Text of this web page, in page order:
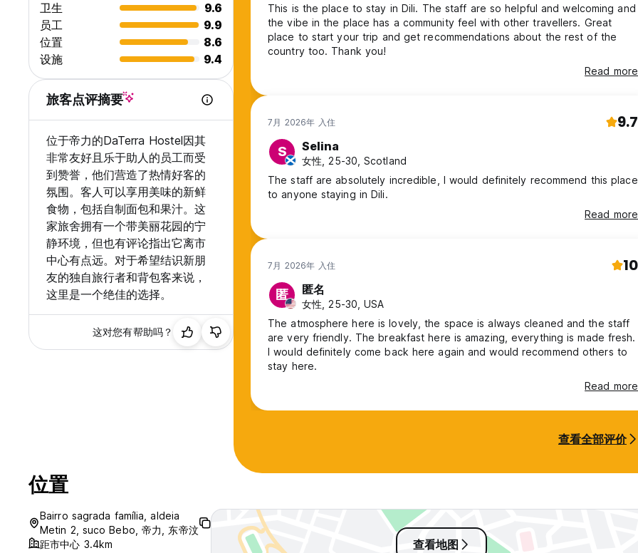
卫生
9.6
员工
9.9
位置
8.6
设施
9.4
旅客点评摘要
位于帝力的DaTerra Hostel因其
非常友好且乐于助人的员工而受
到赞誉，他们营造了热情好客的
氛围。客人可以享用美味的新鲜
食物，包括自制面包和果汁。这
家旅舍拥有一个带美丽花园的宁
静环境，但也有评论指出它离市
中心有点远。对于希望结识新朋
友的独自旅行者和背包客来说，
这里是一个绝佳的选择。
这对您有帮助吗？
This is the place to stay in Dili. The staff are so helpful and welcoming and
the vibe in the place has a community feel with other travellers. Great
place to start your trip and get recommendations about the rest of the
country too. Thank you!
Read more
7月 2026年 入住 9.7
S Selina
女性, 25-30, Scotland
The staff are absolutely incredible, I would definitely recommend this place
to anyone staying in Dili.
Read more
7月 2026年 入住 10
匿 匿名
女性, 25-30, USA
The atmosphere here is lovely, the space is always cleaned and the staff
are very friendly. The breakfast here is amazing, everything is made fresh.
I would definitely come back here again and would recommend others to
stay here.
Read more
查看全部评价
位置
Bairro sagrada família, aldeia
Metin 2, suco Bebo, 帝力, 东帝汶
距市中心 3.4km
查看地图